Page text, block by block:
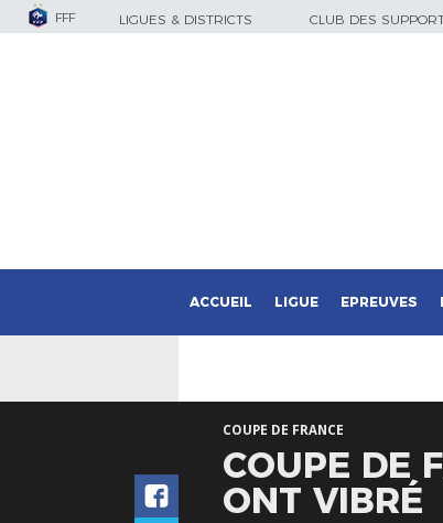
FFF LIGUES & DISTRICTS CLUB DES
ACCUEIL LIGUE EPREUVES
COUPE DE FRANCE
COUPE DE
ONT VIBRÉ